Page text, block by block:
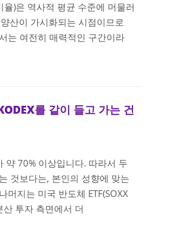
율)은 역사적 평균 수준에 머물러
산이 가시화되는 시점이므로
는 여전히 매력적인 구간이라
를 같이 들고 가는 건
약 70% 이상입니다. 따라서 두
것보다는, 본인의 성향에 맞는
머지는 미국 반도체 ETF(SOXX
산 투자 측면에서 더